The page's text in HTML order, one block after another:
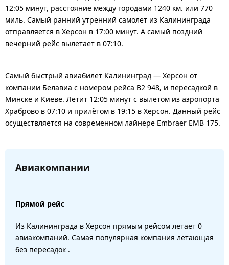
12:05 минут, расстояние между городами 1240 км. или 770
миль. Самый ранний утренний самолет из Калининграда
отправляется в Херсон в 17:00 минут. А самый поздний
вечерний рейс вылетает в 07:10.
Самый быстрый авиабилет Калининград — Херсон от
компании Белавиа с номером рейса B2 948, и пересадкой в
Минске и Киеве. Летит 12:05 минут с вылетом из аэропорта
Храброво в 07:10 и прилётом в 19:15 в Херсон. Данный рейс
осуществляется на современном лайнере Embraer EMB 175.
Авиакомпании
Прямой рейс
Из Калининграда в Херсон прямым рейсом летает 0
авиакомпаний. Самая популярная компания летающая
без пересадок .